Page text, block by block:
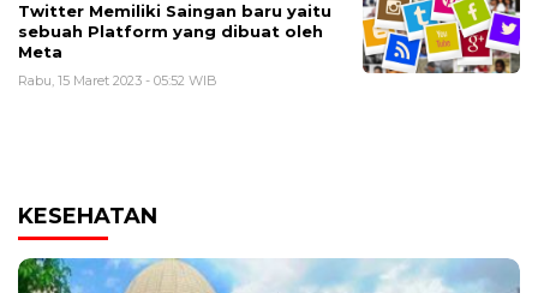
Twitter Memiliki Saingan baru yaitu
sebuah Platform yang dibuat oleh
Meta
Rabu, 15 Maret 2023 - 05:52 WIB
KESEHATAN